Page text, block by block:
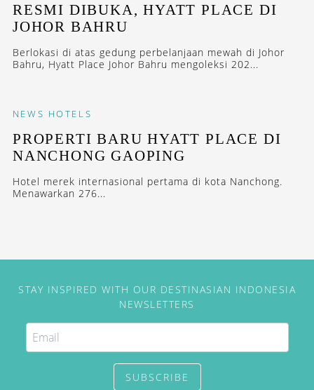
RESMI DIBUKA, HYATT PLACE DI
JOHOR BAHRU
Berlokasi di atas gedung perbelanjaan mewah di Johor
Bahru, Hyatt Place Johor Bahru mengoleksi 202...
NEWS HOTELS
PROPERTI BARU HYATT PLACE DI
NANCHONG GAOPING
Hotel merek internasional pertama di kota Nanchong.
Menawarkan 276...
STAY INSPIRED WITH OUR DESTINASIAN INDONESIA
NEWSLETTERS
SUBSCRIBE